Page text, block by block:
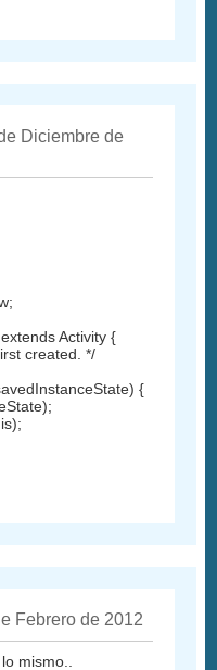
Diciembre de
Activity {
created. */
{
Febrero de 2012
mismo..